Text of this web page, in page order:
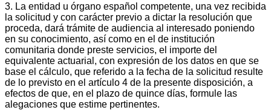
3. La entidad u órgano español competente, una vez recibida
la solicitud y con carácter previo a dictar la resolución que
proceda, dará trámite de audiencia al interesado poniendo
en su conocimiento, así como en el de institución
comunitaria donde preste servicios, el importe del
equivalente actuarial, con expresión de los datos en que se
base el cálculo, que referido a la fecha de la solicitud resulte
de lo previsto en el artículo 4 de la presente disposición, a
efectos de que, en el plazo de quince días, formule las
alegaciones que estime pertinentes.